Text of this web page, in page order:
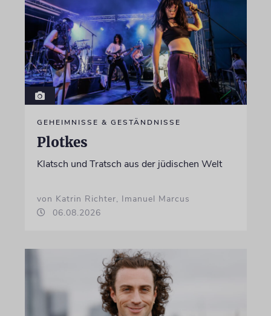
GEHEIMNISSE & GESTÄNDNISSE
Plotkes
Klatsch und Tratsch aus der jüdischen Welt
von Katrin Richter, Imanuel Marcus
06.08.2026